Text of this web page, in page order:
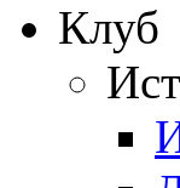
Клуб